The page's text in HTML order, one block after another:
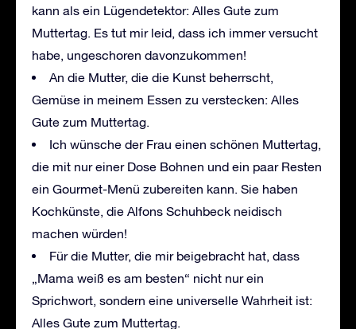
kann als ein Lügendetektor: Alles Gute zum
Muttertag. Es tut mir leid, dass ich immer versucht
habe, ungeschoren davonzukommen!
An die Mutter, die die Kunst beherrscht,
Gemüse in meinem Essen zu verstecken: Alles
Gute zum Muttertag.
Ich wünsche der Frau einen schönen Muttertag,
die mit nur einer Dose Bohnen und ein paar Resten
ein Gourmet-Menü zubereiten kann. Sie haben
Kochkünste, die Alfons Schuhbeck neidisch
machen würden!
Für die Mutter, die mir beigebracht hat, dass
„Mama weiß es am besten“ nicht nur ein
Sprichwort, sondern eine universelle Wahrheit ist:
Alles Gute zum Muttertag.